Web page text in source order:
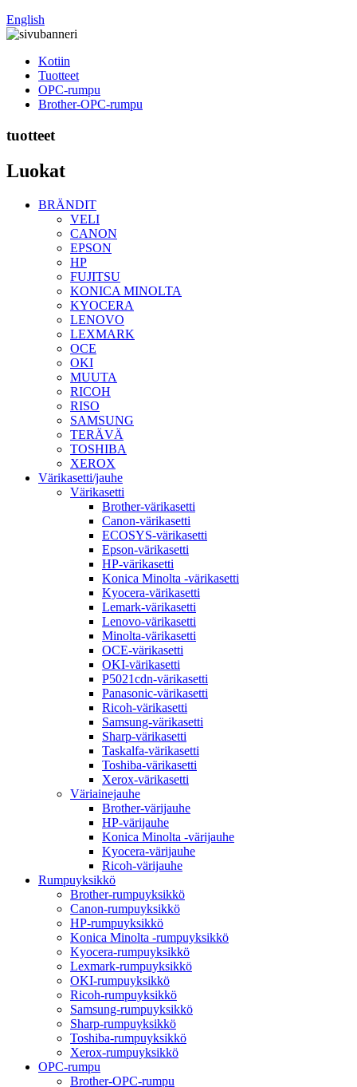
English
Kotiin
Tuotteet
OPC-rumpu
Brother-OPC-rumpu
tuotteet
Luokat
BRÄNDIT
VELI
CANON
EPSON
HP
FUJITSU
KONICA MINOLTA
KYOCERA
LENOVO
LEXMARK
OCE
OKI
MUUTA
RICOH
RISO
SAMSUNG
TERÄVÄ
TOSHIBA
XEROX
Värikasetti/jauhe
Värikasetti
Brother-värikasetti
Canon-värikasetti
ECOSYS-värikasetti
Epson-värikasetti
HP-värikasetti
Konica Minolta -värikasetti
Kyocera-värikasetti
Lemark-värikasetti
Lenovo-värikasetti
Minolta-värikasetti
OCE-värikasetti
OKI-värikasetti
P5021cdn-värikasetti
Panasonic-värikasetti
Ricoh-värikasetti
Samsung-värikasetti
Sharp-värikasetti
Taskalfa-värikasetti
Toshiba-värikasetti
Xerox-värikasetti
Väriainejauhe
Brother-värijauhe
HP-värijauhe
Konica Minolta -värijauhe
Kyocera-värijauhe
Ricoh-värijauhe
Rumpuyksikkö
Brother-rumpuyksikkö
Canon-rumpuyksikkö
HP-rumpuyksikkö
Konica Minolta -rumpuyksikkö
Kyocera-rumpuyksikkö
Lexmark-rumpuyksikkö
OKI-rumpuyksikkö
Ricoh-rumpuyksikkö
Samsung-rumpuyksikkö
Sharp-rumpuyksikkö
Toshiba-rumpuyksikkö
Xerox-rumpuyksikkö
OPC-rumpu
Brother-OPC-rumpu